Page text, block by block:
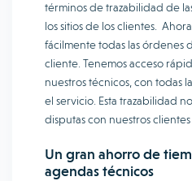
términos de trazabilidad de
los sitios de los clientes.
fácilmente todas las órdenes
cliente. Tenemos acceso
nuestros técnicos, con todas
el servicio. Esta trazabilidad
disputas con nuestros clientes
Un gran ahorro de
agendas técnicos